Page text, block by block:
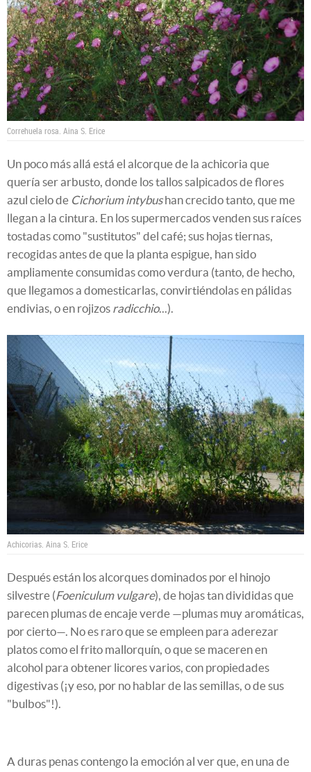
Correhuela rosa. Aina S. Erice
Un poco más allá está el alcorque de la achicoria que
quería ser arbusto, donde los tallos salpicados de flores
azul cielo de Cichorium intybushan crecido tanto, que me
llegan a la cintura. En los supermercados venden sus raíces
tostadas como "sustitutos" del café; sus hojas tiernas,
recogidas antes de que la planta espigue, han sido
ampliamente consumidas como verdura (tanto, de hecho,
que llegamos a domesticarlas, convirtiéndolas en pálidas
endivias, o en rojizos radicchio...).
Achicorias. Aina S. Erice
Después están los alcorques dominados por el hinojo
silvestre (Foeniculum vulgare), de hojas tan divididas que
parecen plumas de encaje verde —plumas muy aromáticas,
por cierto—. No es raro que se empleen para aderezar
platos como el frito mallorquín, o que se maceren en
alcohol para obtener licores varios, con propiedades
digestivas (¡y eso, por no hablar de las semillas, o de sus
"bulbos"!).
A duras penas contengo la emoción al ver que, en una de